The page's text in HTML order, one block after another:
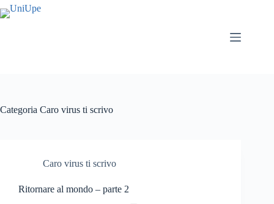
Salta
al
Categoria Caro virus ti scrivo
Caro virus ti scrivo
Ritornare al mondo – parte 2